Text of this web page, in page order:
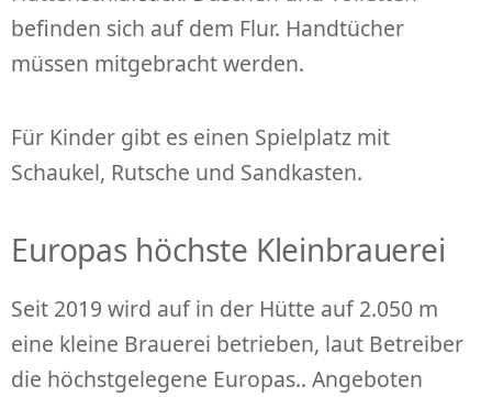
befinden sich auf dem Flur. Handtücher
müssen mitgebracht werden.
Für Kinder gibt es einen Spielplatz mit
Schaukel, Rutsche und Sandkasten.
Europas höchste Kleinbrauerei
Seit 2019 wird auf in der Hütte auf 2.050 m
eine kleine Brauerei betrieben, laut Betreiber
die höchstgelegene Europas.. Angeboten